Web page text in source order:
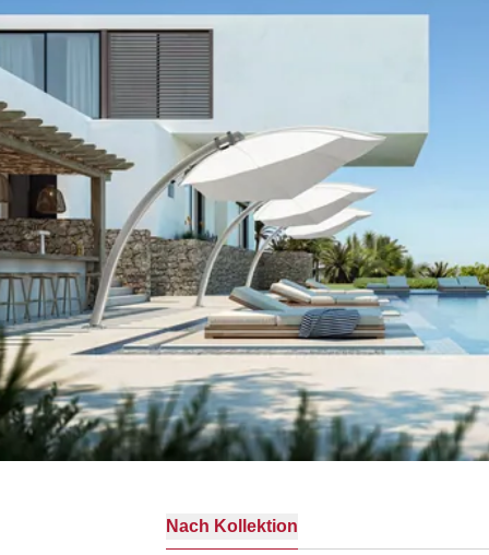
Nach Kollektion